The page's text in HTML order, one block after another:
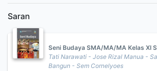
Saran
Seni Budaya SMA/MA/MA Kelas XI
Tati Narawati - Jose Rizal Manua -
Bangun - Sem Cornelyoes